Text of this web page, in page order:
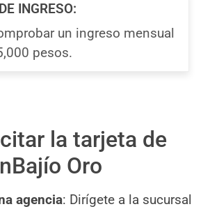
INGRESO:
un ingreso mensual
pesos.
la tarjeta de
Oro
agencia: Dirígete a la sucursal